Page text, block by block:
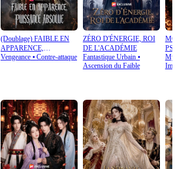
(Doublage) FAIBLE EN
APPARENCE,
PUISSANCE ABSOLUE
Vengeance⦁ Contre-attaque
ZÉRO D'ÉNERGIE, ROI
DE L'ACADÉMIE
Fantastique Urbain⦁
Ascension du Faible